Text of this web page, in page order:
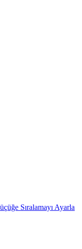
Sıralamayı Ayarla